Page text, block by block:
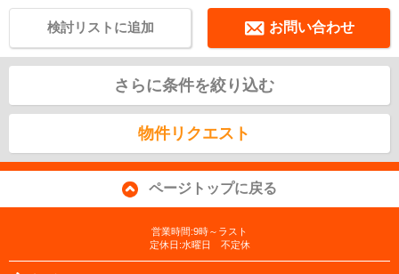
お問い合わせ
検討リストに追加
さらに条件を絞り込む
物件リクエスト
ページトップに戻る
営業時間:9時～ラスト
定休日:水曜日 不定休